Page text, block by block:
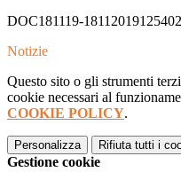
DOC181119-
Notizie
Questo sito o gli strumenti
cookie necessari al
COOKIE POLICY.
Personalizza Rifiuta tutti i
Gestione cookie